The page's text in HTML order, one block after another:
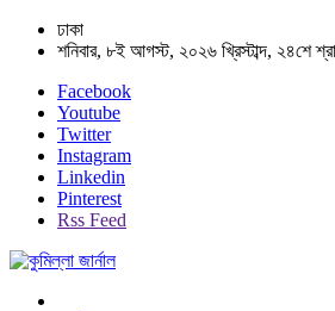
ঢাকা
শনিবার, ৮ই আগস্ট, ২০২৬ খ্রিস্টাব্দ, ২৪শে
Facebook
Youtube
Twitter
Instagram
Linkedin
Pinterest
Rss Feed